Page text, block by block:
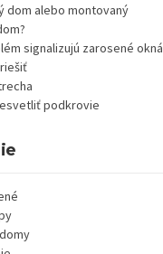
dom alebo montovaný
signalizujú zarosené okná
podkrovie